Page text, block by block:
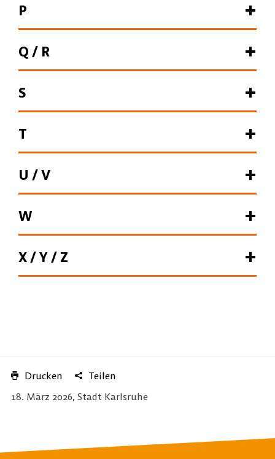
P
Q / R
S
T
U / V
W
X / Y / Z
Drucken
Teilen
18. März 2026, Stadt Karlsruhe